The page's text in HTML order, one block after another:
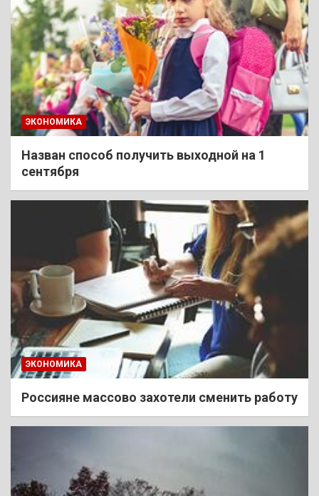
ЭКОНОМИКА
Назван способ получить выходной на 1
сентября
ЭКОНОМИКА
Россияне массово захотели сменить работу